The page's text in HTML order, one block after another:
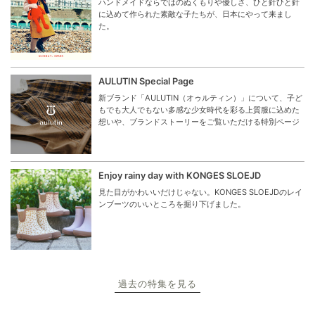
に込めて作られた素敵な子たちが、日本にやって来まし
た。
AULUTIN Special Page
新ブランド「AULUTIN（オゥルティン）」について、子ど
もでも大人でもない多感な少女時代を彩る上質服に込めた
想いや、ブランドストーリーをご覧いただける特別ページ
Enjoy rainy day with KONGES SLOEJD
見た目がかわいいだけじゃない。KONGES SLOEJDのレイ
ンブーツのいいところを掘り下げました。
過去の特集を見る